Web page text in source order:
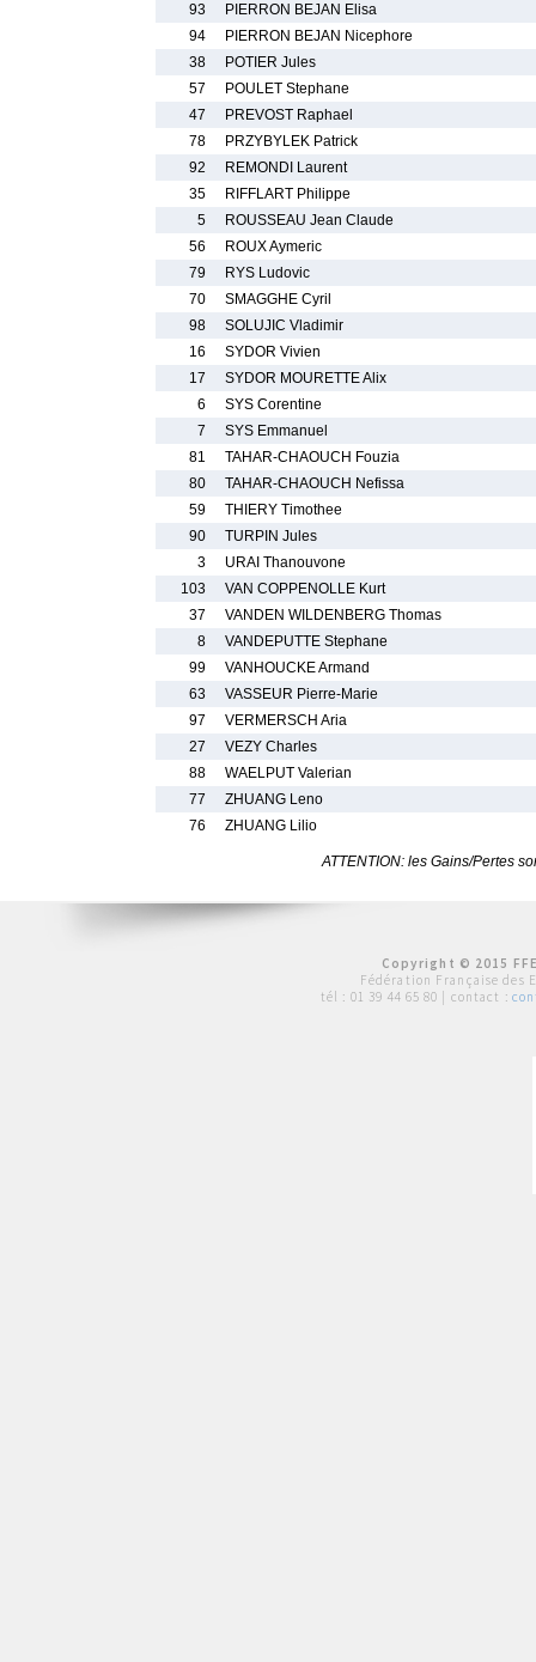
93
PIERRON BEJAN Elisa
94
PIERRON BEJAN Nicephore
38
POTIER Jules
57
POULET Stephane
47
PREVOST Raphael
78
PRZYBYLEK Patrick
92
REMONDI Laurent
35
RIFFLART Philippe
5
ROUSSEAU Jean Claude
56
ROUX Aymeric
79
RYS Ludovic
70
SMAGGHE Cyril
98
SOLUJIC Vladimir
16
SYDOR Vivien
17
SYDOR MOURETTE Alix
6
SYS Corentine
7
SYS Emmanuel
81
TAHAR-CHAOUCH Fouzia
80
TAHAR-CHAOUCH Nefissa
59
THIERY Timothee
90
TURPIN Jules
3
URAI Thanouvone
103
VAN COPPENOLLE Kurt
37
VANDEN WILDENBERG Thomas
8
VANDEPUTTE Stephane
99
VANHOUCKE Armand
63
VASSEUR Pierre-Marie
97
VERMERSCH Aria
27
VEZY Charles
88
WAELPUT Valerian
77
ZHUANG Leno
76
ZHUANG Lilio
ATTENTION: les Gains/Pertes
Copyright © 2015
Fédération Française des
tél : 01 39 44 65 80 | contact :